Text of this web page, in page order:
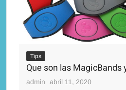
Tips
Que son las MagicBands
admin abril 11, 2020